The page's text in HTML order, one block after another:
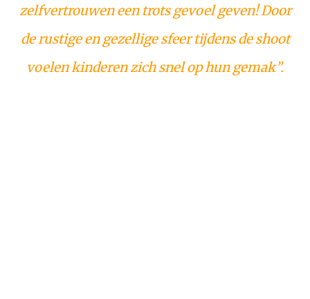
zelfvertrouwen een trots gevoel geven! Door
de rustige en gezellige sfeer tijdens de shoot
voelen kinderen zich snel op hun gemak”.